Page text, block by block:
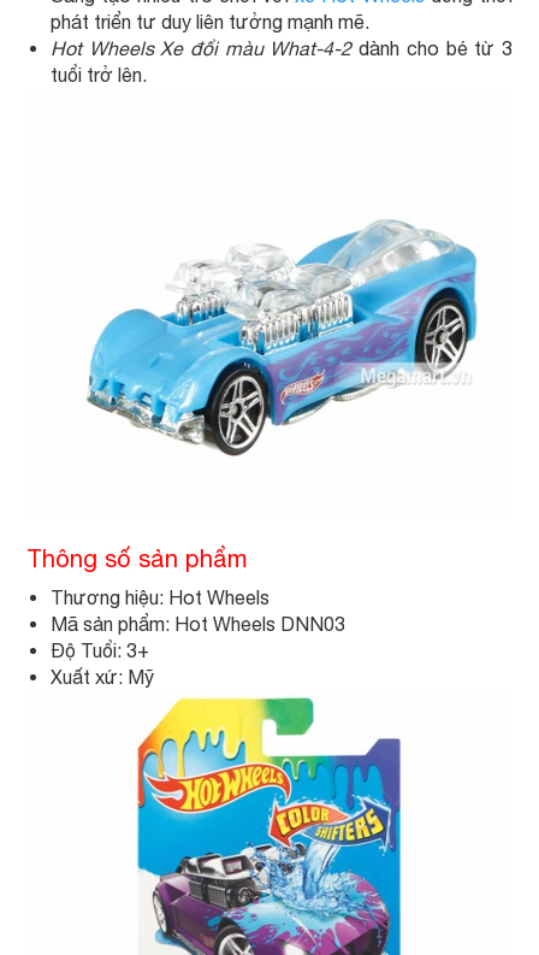
phát triển tư duy liên tưởng mạnh mẽ.
Hot Wheels Xe đổi màu What-4-2dành cho bé từ 3
tuổi trở lên.
Thông số sản phẩm
Thương hiệu: Hot Wheels
Mã sản phẩm: Hot Wheels DNN03
Độ Tuổi: 3+
Xuất xứ: Mỹ